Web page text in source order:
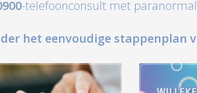
-telefoonconsult met
het eenvoudige stappenplan